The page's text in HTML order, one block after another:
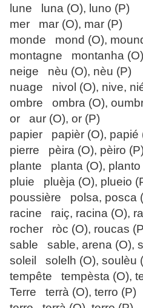
lune luna (O), luno (P)
mer mar (O), mar (P)
monde mond (O),
montagne montanha
neige nèu (O), nèu (P)
nuage nivol (O), nive,
ombre ombra (O),
or aur (O), or (P)
papier papièr (O), papié
pierre pèira (O), pèiro (P)
plante planta (O), planto
pluie pluèja (O), plueio
poussière polsa, posca
racine raiç, racina (O),
rocher ròc (O), roucas
sable sable, arena (O),
soleil solelh (O), soulèu
tempête tempèsta (O),
Terre terrà (O), terro (P)